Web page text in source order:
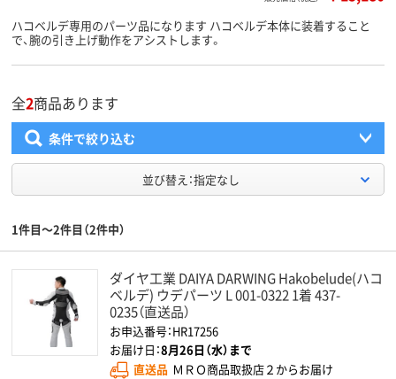
ハコベルデ専用のパーツ品になります ハコベルデ本体に装着すること
で、腕の引き上げ動作をアシストします。
全2商品あります
条件で絞り込む
並び替え：指定なし
1件目～2件目（2件中）
ダイヤ工業 DAIYA DARWING Hakobelude(ハコ
ベルデ) ウデパーツ L 001-0322 1着 437-
0235（直送品）
お申込番号：HR17256
お届け日：8月26日（水）まで
直送品 ＭＲＯ商品取扱店２からお届け